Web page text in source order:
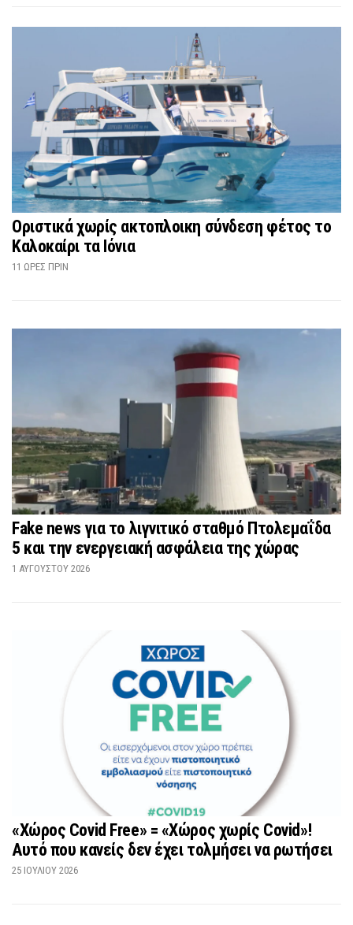
Οριστικά χωρίς ακτοπλοικη σύνδεση φέτος το
Καλοκαίρι τα Ιόνια
11 ΏΡΕΣ ΠΡΙΝ
Fake news για το λιγνιτικό σταθμό Πτολεμαΐδα
5 και την ενεργειακή ασφάλεια της χώρας
1 ΑΥΓΟΎΣΤΟΥ 2026
«Χώρος Covid Free» = «Χώρος χωρίς Covid»!
Αυτό που κανείς δεν έχει τολμήσει να ρωτήσει
25 ΙΟΥΛΊΟΥ 2026